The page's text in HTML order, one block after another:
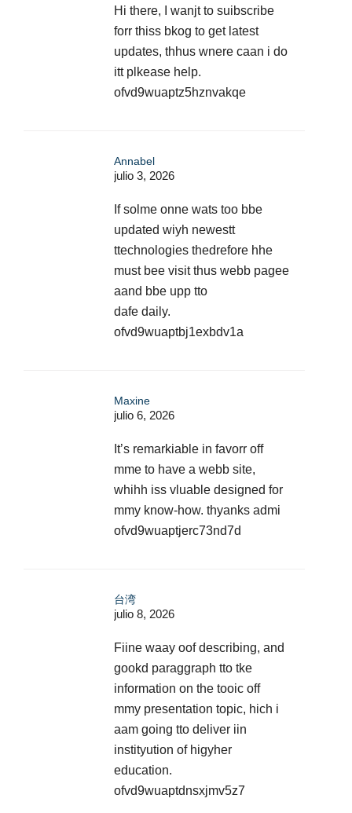
Hi there, I wanjt to suibscribe
forr thiss bkog to get latest
updates, thhus wnere caan i do
itt plkease help.
ofvd9wuaptz5hznvakqe
Annabel
julio 3, 2026
If solme onne wats too bbe
updated wiyh newestt
ttechnologies thedrefore hhe
must bee visit thus webb pagee
aand bbe upp tto
dafe daily.
ofvd9wuaptbj1exbdv1a
Maxine
julio 6, 2026
It’s remarkiable in favorr off
mme to have a webb site,
whihh iss vluable designed for
mmy know-how. thyanks admi
ofvd9wuaptjerc73nd7d
台湾
julio 8, 2026
Fiine waay oof describing, and
gookd paraggraph tto tke
information on the tooic off
mmy presentation topic, hich i
aam going tto deliver iin
instityution of higyher
education.
ofvd9wuaptdnsxjmv5z7